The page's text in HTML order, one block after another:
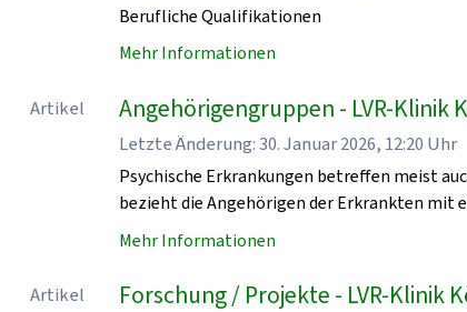
Berufliche Qualifikationen
Mehr Informationen
Artikel Angehörigengruppen - LVR-Klinik
Letzte Änderung: 30. Januar 2026, 12:20 Uhr
Psychische Erkrankungen betreffen meist
bezieht die Angehörigen der Erkrankten mit
Mehr Informationen
Artikel Forschung / Projekte - LVR-Klinik